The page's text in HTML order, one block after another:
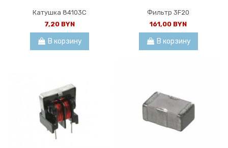
Катушка 84103C
7,20 BYN
В корзину
Фильтр 3F20
161,00 BYN
В корзину